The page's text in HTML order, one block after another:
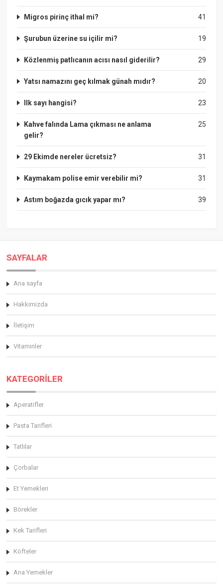
41
Migros pirinç ithal mi?
19
Şurubun üzerine su içilir mi?
29
Közlenmiş patlıcanın acısı nasıl giderilir?
20
Yatsı namazını geç kılmak günah mıdır?
23
Ilk sayı hangisi?
25
Kahve falında Lama çıkması ne anlama
gelir?
31
29 Ekimde nereler ücretsiz?
31
Kaymakam polise emir verebilir mi?
39
Astım boğazda gıcık yapar mı?
SAYFALAR
Ana sayfa
Hakkimizda
İletişim
Vitaminler
KATEGORİLER
Aperatifler
Pasta Tarifleri
Tatlılar
Çorbalar
Et Yemekleri
Börekler
Kek Tarifleri
Köfteler
Ana Yemekler